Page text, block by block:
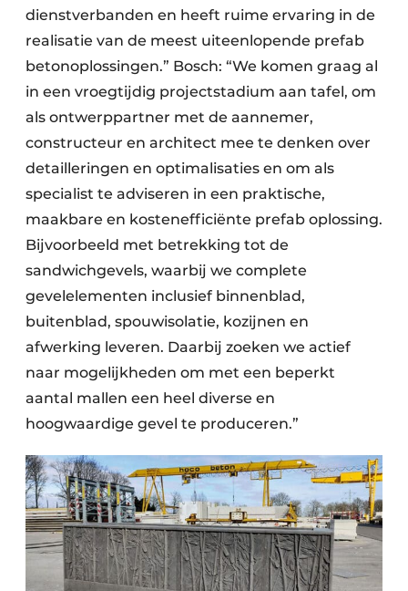
dienstverbanden en heeft ruime ervaring in de
realisatie van de meest uiteenlopende prefab
betonoplossingen.” Bosch: “We komen graag al
in een vroegtijdig projectstadium aan tafel, om
als ontwerppartner met de aannemer,
constructeur en architect mee te denken over
detailleringen en optimalisaties en om als
specialist te adviseren in een praktische,
maakbare en kostenefficiënte prefab oplossing.
Bijvoorbeeld met betrekking tot de
sandwichgevels, waarbij we complete
gevelelementen inclusief binnenblad,
buitenblad, spouw­isolatie, kozijnen en
afwerking leveren. Daarbij zoeken we actief
naar mogelijkheden om met een beperkt
aantal mallen een heel diverse en
hoogwaardige gevel te produceren.”